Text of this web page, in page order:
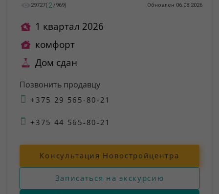
29727( 2 /969) Обновлен 06.08.2026
1 квартал 2026
комфорт
Дом сдан
Позвонить продавцу
+375 29 565-80-21
+375 44 565-80-21
Консультация Новостройцентра
Записаться на экскурсию